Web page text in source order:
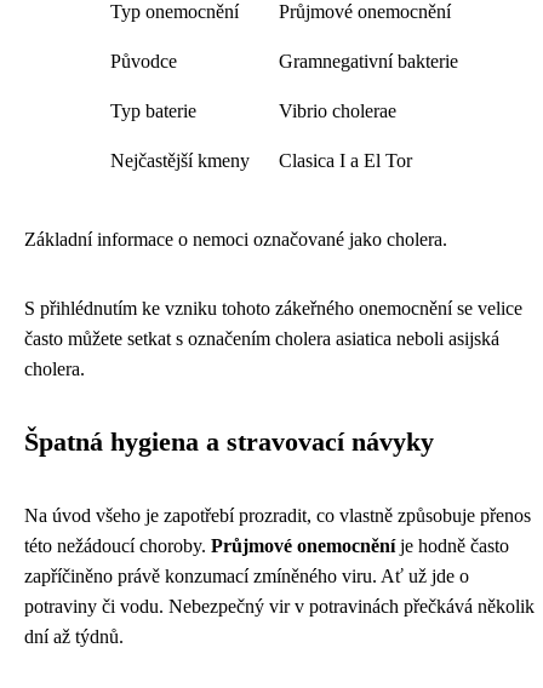
Typ onemocnění Průjmové onemocnění
Původce Gramnegativní bakterie
Typ baterie Vibrio cholerae
Nejčastější kmeny Clasica I a El Tor
Základní informace o nemoci označované jako cholera.
S přihlédnutím ke vzniku tohoto zákeřného onemocnění se velice
často můžete setkat s označením cholera asiatica neboli asijská
cholera.
Špatná hygiena a stravovací návyky
Na úvod všeho je zapotřebí prozradit, co vlastně způsobuje přenos
této nežádoucí choroby. Průjmové onemocněníje hodně často
zapříčiněno právě konzumací zmíněného viru. Ať už jde o
potraviny či vodu. Nebezpečný vir v potravinách přečkává několik
dní až týdnů.